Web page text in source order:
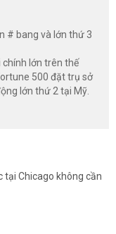
# bang và lớn thứ 3
lớn trên thế
500 đặt trụ sở
lớn thứ 2 tại Mỹ.
tại Chicago không cần